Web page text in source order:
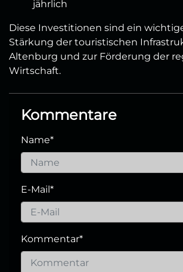
jährlich
Diese Investitionen sind ein
Stärkung der touristischen
Altenburg und zur Förderung der
Wirtschaft.
Kommentare
Name*
E-Mail*
Kommentar*